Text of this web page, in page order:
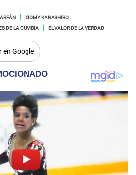
XIOMY KANASHIRO
DE LA CUMBIA
EL VALOR DE LA VERDAD
en Google